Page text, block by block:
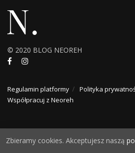
© 2020 BLOG NEOREH
Regulamin platformy
Polityka
Współpracuj z Neoreh
Zbieramy cookies. Akceptujesz naszą